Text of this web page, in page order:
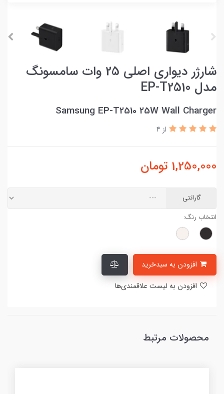
شارژر دیواری اصلی 25 وات سامسونگ
مدل EP-T2510
Samsung EP-T2510 25W Wall Charger
از 4
1,250,000 تومان
گارانتی
انتخاب رنگ:
محصولات مرتبط